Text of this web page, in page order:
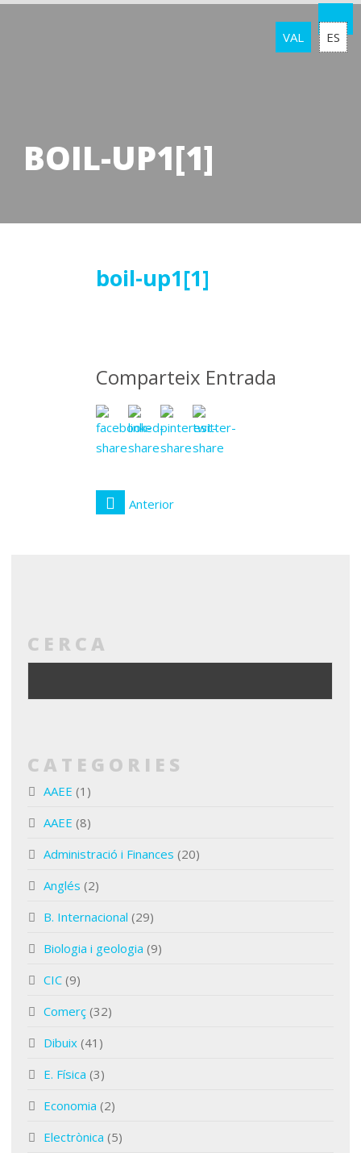
VAL ES
BOIL-UP1[1]
boil-up1[1]
Comparteix Entrada
Anterior
CERCA
CATEGORIES
AAEE (1)
AAEE (8)
Administració i Finances (20)
Anglés (2)
B. Internacional (29)
Biologia i geologia (9)
CIC (9)
Comerç (32)
Dibuix (41)
E. Física (3)
Economia (2)
Electrònica (5)